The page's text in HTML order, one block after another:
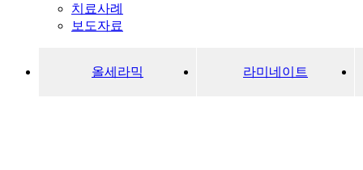
치료사례
보도자료
올세라믹 라미네이트